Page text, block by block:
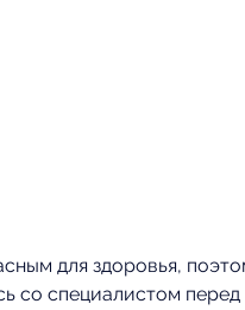
со специалистом